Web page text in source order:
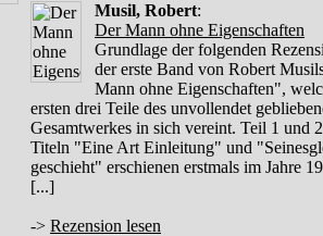
Musil, Robert:
Der Mann ohne Eigenschaften
Grundlage der folgenden
der erste Band von Robert
Mann ohne Eigenschaften",
ersten drei Teile des unvollendet
Gesamtwerkes in sich vereint. Teil 1 und
Titeln "Eine Art Einleitung" und
geschieht" erschienen erstmals im Jahre
[...]
-> Rezension lesen